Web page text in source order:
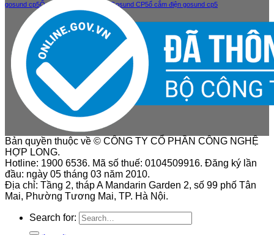
gosund cp5Ổ cắm điện thông minh Gosund CP5ổ cắm điện gosund cp5
Bản quyền thuộc về © CÔNG TY CỔ PHẦN CÔNG NGHỆ
HỢP LONG.
Hotline: 1900 6536. Mã số thuế: 0104509916. Đăng ký lần
đầu: ngày 05 tháng 03 năm 2010.
Địa chỉ: Tầng 2, tháp A Mandarin Garden 2, số 99 phố Tân
Mai, Phường Tương Mai, TP. Hà Nội.
Search for: